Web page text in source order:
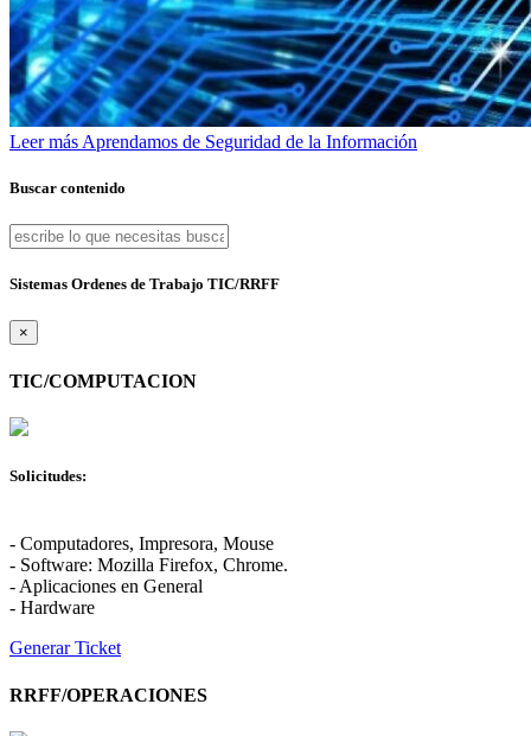
Leer más Aprendamos de Seguridad de la Información
Buscar contenido
Sistemas Ordenes de Trabajo TIC/RRFF
×
TIC/COMPUTACION
Solicitudes:
- Computadores, Impresora, Mouse
- Software: Mozilla Firefox, Chrome.
- Aplicaciones en General
- Hardware
Generar Ticket
RRFF/OPERACIONES